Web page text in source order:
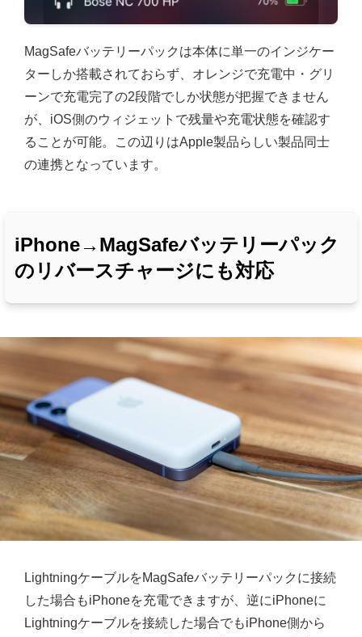
MagSafeバッテリーパックは本体に単一のインジケー
ターしか搭載されておらず、オレンジで充電中・グリ
ーンで充電完了の2段階でしか状態が把握できません
が、iOS側のウィジェットで残量や充電状態を確認す
ることが可能。この辺りはApple製品らしい製品同士
の連携となっています。
iPhone→MagSafeバッテリーパック
のリバースチャージにも対応
LightningケーブルをMagSafeバッテリーパックに接続
した場合もiPhoneを充電できますが、逆にiPhoneに
Lightningケーブルを接続した場合でもiPhone側から